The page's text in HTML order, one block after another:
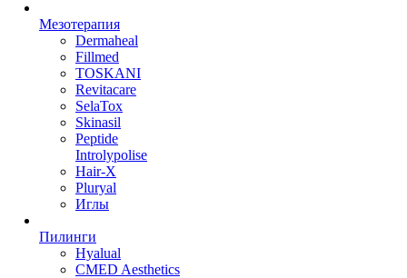
Мезотерапия
Dermaheal
Fillmed
TOSKANI
Revitacare
SelaTox
Skinasil
Peptide
Introlypolise
Hair-X
Pluryal
Иглы
Пилинги
Hyalual
CMED Aesthetics